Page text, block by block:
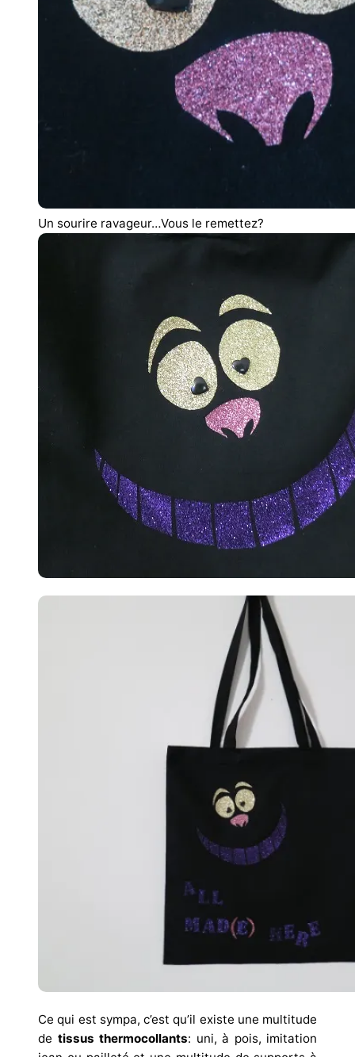
Un sourire ravageur…Vous le remettez?
Ce qui est sympa, c’est qu’il existe une multitude
de tissus thermocollants: uni, à pois, imitation